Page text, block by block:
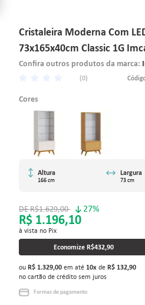
Cristaleira Moderna Com
73x165x40cm Classic 1G
Confira outros produtos da marca:
(0)
Cores
Altura
166 cm
Largura
73 cm
R$1.629,00 27%
R$ 1.196,10
à vista no Pix
EconomizeR$432,90
ouR$ 1.329,00 em até 10x deR$ 132,90
no cartão de crédito sem juros
Formas de pagamento